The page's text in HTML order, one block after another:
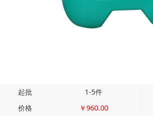
起批 1-5件
价格
￥960.00